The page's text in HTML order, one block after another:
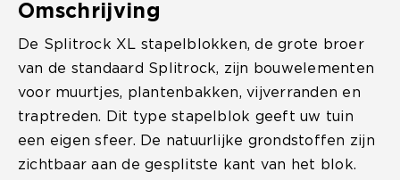
Omschrijving
De Splitrock XL stapelblokken, de grote broer
van de standaard Splitrock, zijn bouwelementen
voor muurtjes, plantenbakken, vijverranden en
traptreden. Dit type stapelblok geeft uw tuin
een eigen sfeer. De natuurlijke grondstoffen zijn
zichtbaar aan de gesplitste kant van het blok.